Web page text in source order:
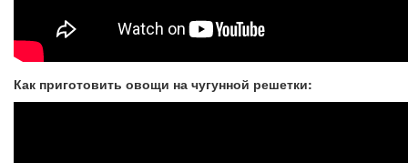
Как приготовить овощи на чугунной решетки: